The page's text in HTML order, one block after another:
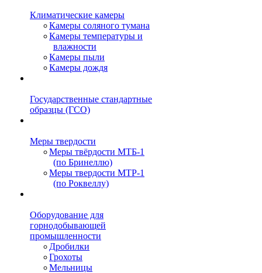
Климатические камеры
Камеры соляного тумана
Камеры температуры и
влажности
Камеры пыли
Камеры дождя
Государственные стандартные
образцы (ГСО)
Меры твердости
Меры твёрдости МТБ-1
(по Бринеллю)
Меры твердости МТР-1
(по Роквеллу)
Оборудование для
горнодобывающей
промышленности
Дробилки
Грохоты
Мельницы